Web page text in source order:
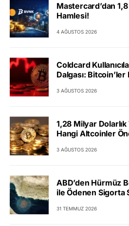
Mastercard’dan
Hamlesi!
4 AĞUSTOS 2026
Coldcard
Dalgası: Bitcoin’ler
3 AĞUSTOS 2026
1,28 Milyar
Hangi Altcoinler
3 AĞUSTOS 2026
ABD’den Hürmüz
ile Ödenen Sigorta
31 TEMMUZ 2026